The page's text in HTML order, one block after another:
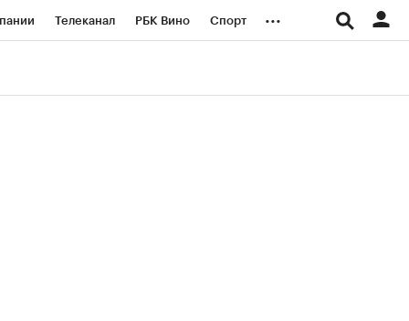
Телеканал РБК Вино Спорт ...